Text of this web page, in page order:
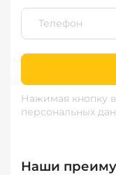
Нажимая кнопку
персональных
Наши